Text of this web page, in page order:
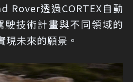
Rover透過CORTEX自動
技術計畫與不同領域的
現未來的願景。